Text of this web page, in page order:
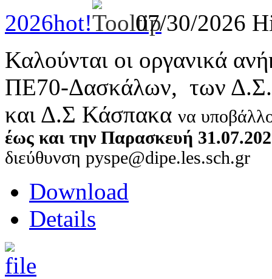
2026hot! 07/30/2026
Καλούνται οι οργανικά
ΠΕ70-Δασκάλων, των Δ.Σ.
και Δ.Σ Κάσπακα να
έως και την Παρασκευή
διεύθυνση pyspe@dipe.les.sch.gr
Download
Details